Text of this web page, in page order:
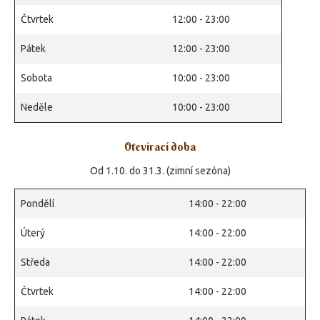
Čtvrtek 12:00 - 23:00
Pátek 12:00 - 23:00
Sobota 10:00 - 23:00
Neděle 10:00 - 23:00
Otevírací doba
Od 1.10. do 31.3. (zimní sezóna)
Pondělí 14:00 - 22:00
Úterý 14:00 - 22:00
Středa 14:00 - 22:00
Čtvrtek 14:00 - 22:00